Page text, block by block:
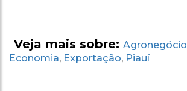
Veja mais sobre: Agronegócio
Economia, Exportação, Piauí